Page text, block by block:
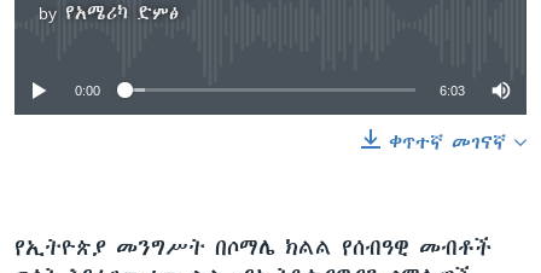
by የአሜሪካ ድምፅ
No media source currently available
0:00 6:03
ቀጥተኛ መገናኛ
የኢትዮጵያ መንግሥት በሶማሌ ክልል የሰብዓዊ መብቶች